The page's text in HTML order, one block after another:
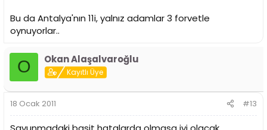
Bu da Antalya'nın 11i, yalnız adamlar 3 forvetle
oynuyorlar..
O Okan Alaşalvaroğlu
Kayıtlı Üye
18 Ocak 2011 #13